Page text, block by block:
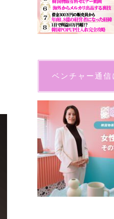
ベンチャー通信